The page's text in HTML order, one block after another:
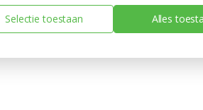
voor parallel boeketten te gebruiken
dit direct in onze webshop van Heyl.
Selectie toestaan Alles